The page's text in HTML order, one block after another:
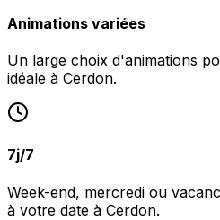
Animations variées
Un large choix d'animations
idéale à Cerdon.
7j/7
Week-end, mercredi ou
à votre date à Cerdon.